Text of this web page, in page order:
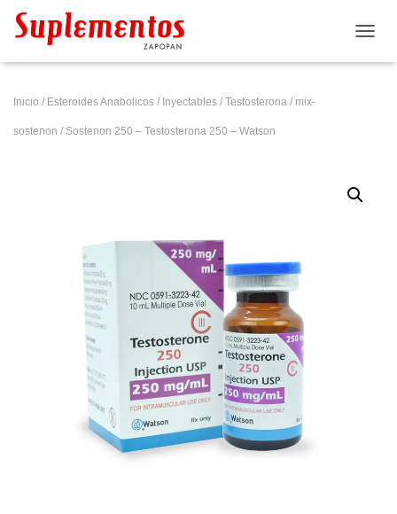
Inicio / Esteroides Anabolicos / Inyectables / Testosterona / mix-
sostenon / Sostenon 250 – Testosterona 250 – Watson